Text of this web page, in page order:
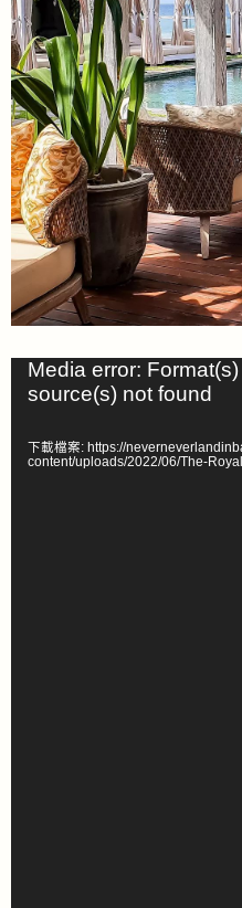
視
訊
放
Media error:
source(s) not found
下載檔案: https://
content/uploads/2022/06/The-